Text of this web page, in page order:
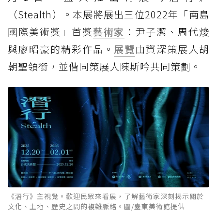
（Stealth）。本展將展出三位2022年「南島
國際美術獎」首獎藝術家 ：尹子潔、周代焌
與廖昭豪的精彩作品。 展覽由資深策展人胡
朝聖領銜，並偕同策展人陳斯吟共同策劃。
《潛行》主視覺。歡迎民眾來看展，了解藝術家深刻揭示關於
文化、土地、歷史之間的複雜脈絡。圖/臺東美術館提供